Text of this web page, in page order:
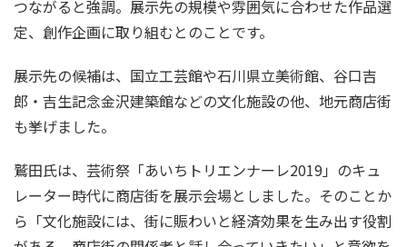
つながると強調。展示先の規模や雰囲気に合わせた作品選
定、創作企画に取り組むとのことです。
展示先の候補は、国立工芸館や石川県立美術館、谷口吉
郎・吉生記念金沢建築館などの文化施設の他、地元商店街
も挙げました。
鷲田氏は、芸術祭「あいちトリエンナーレ2019」のキュ
レーター時代に商店街を展示会場としました。そのことか
ら「文化施設には、街に賑わいと経済効果を生み出す役割